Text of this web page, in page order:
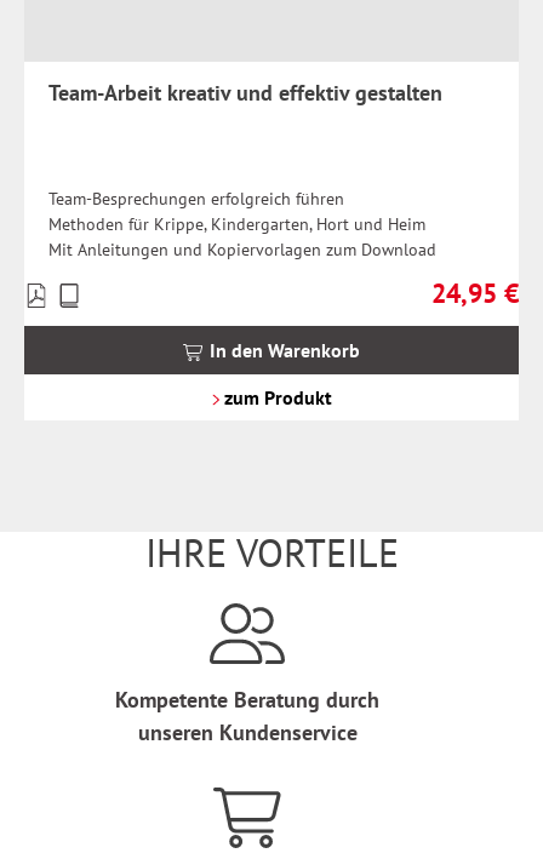
Team-Arbeit kreativ und effektiv gestalten
Team-Besprechungen erfolgreich führen
Methoden für Krippe, Kindergarten, Hort und Heim
Mit Anleitungen und Kopiervorlagen zum Download
Regulärer
24,95 €
Preise
inkl.
In den Warenkorb
zum Produkt
IHRE VORTEILE
Kompetente Beratung durch
unseren Kundenservice